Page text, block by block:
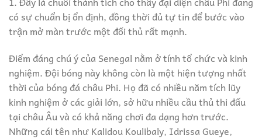
có sự chuẩn bị ổn định, đồng thời đủ tự tin để bước vào
trận mở màn trước một đối thủ rất mạnh.
Điểm đáng chú ý của Senegal nằm ở tính tổ chức và kinh
nghiệm. Đội bóng này không còn là một hiện tượng nhất
thời của bóng đá châu Phi. Họ đã có nhiều năm tích lũy
kinh nghiệm ở các giải lớn, sở hữu nhiều cầu thủ thi đấu
tại châu Âu và có khả năng chơi đa dạng hơn trước.
Những cái tên như Kalidou Koulibaly, Idrissa Gueye,